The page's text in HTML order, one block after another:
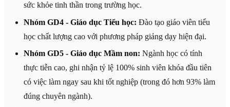
sức khỏe tinh thần trong trường học.
Nhóm GD4 - Giáo dục Tiểu học: Đào tạo giáo viên tiểu
học chất lượng cao với phương pháp giảng dạy hiện đại.
Nhóm GD5 - Giáo dục Mầm non: Ngành học có tính
thực tiễn cao, ghi nhận tỷ lệ 100% sinh viên khóa đầu tiên
có việc làm ngay sau khi tốt nghiệp (trong đó hơn 93% làm
đúng chuyên ngành).